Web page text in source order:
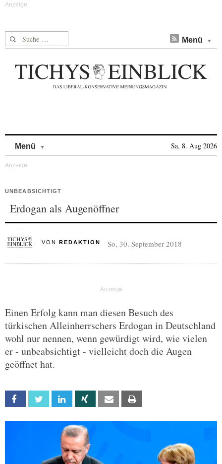
Suche nach: Menü
Menü Sa, 8. Aug 2026
UNBEABSICHTIGT
Erdogan als Augenöffner
VON REDAKTION So, 30. September 2018
Einen Erfolg kann man diesen Besuch des
türkischen Alleinherrschers Erdogan in Deutschland
wohl nur nennen, wenn gewürdigt wird, wie vielen
er - unbeabsichtigt - vielleicht doch die Augen
geöffnet hat.
Facebook Twitter Linkedin Xing Email